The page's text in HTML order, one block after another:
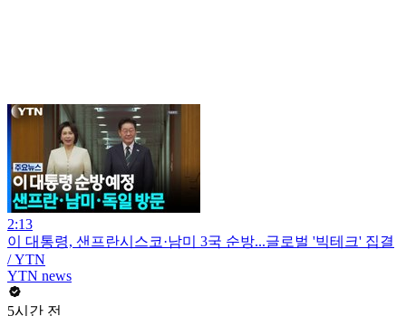
2:13
이 대통령, 샌프란시스코·남미 3국 순방...글로벌 '빅테크' 집결
/ YTN
YTN news
5시간 전